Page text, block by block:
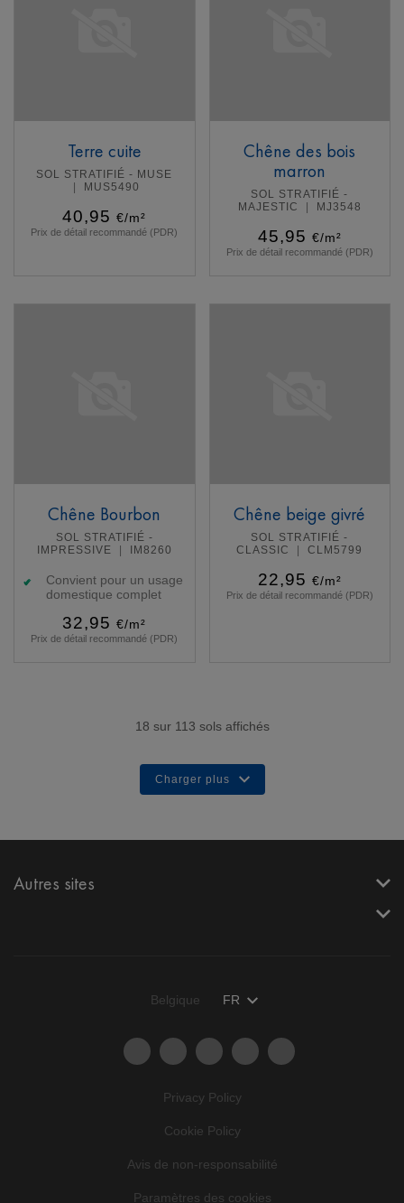
Terre cuite
SOL STRATIFIÉ - MUSE
MUS5490
40,95 €/m²
Prix de détail recommandé (PDR)
Chêne des bois
marron
SOL STRATIFIÉ -
MAJESTIC
MJ3548
45,95 €/m²
Prix de détail recommandé (PDR)
Chêne Bourbon
SOL STRATIFIÉ -
IMPRESSIVE
IM8260
Convient pour un usage
domestique complet
32,95 €/m²
Prix de détail recommandé (PDR)
Chêne beige givré
SOL STRATIFIÉ -
CLASSIC
CLM5799
22,95 €/m²
Prix de détail recommandé (PDR)
18 sur 113 sols affichés
Charger plus
Autres sites
Privacy Policy
Cookie Policy
Avis de non-responsabilité
Paramètres des cookies
Belgique FR